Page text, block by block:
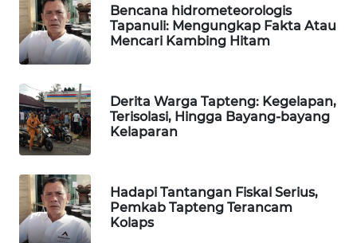
Bencana hidrometeorologis
Tapanuli: Mengungkap Fakta Atau
Mencari Kambing Hitam
Derita Warga Tapteng: Kegelapan,
Terisolasi, Hingga Bayang-bayang
Kelaparan
Hadapi Tantangan Fiskal Serius,
Pemkab Tapteng Terancam
Kolaps
SIBARAGAS
NEWS
METRO
SIANTAR
NEWS
METRO
MEDAN
NEWS
METRO
JAKARTA